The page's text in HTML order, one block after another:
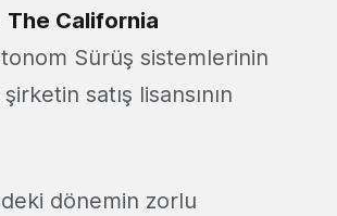
The California
Sürüş sistemlerinin
satış lisansının
dönemin zorlu